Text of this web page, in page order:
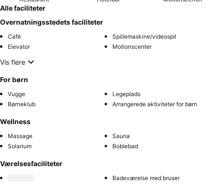
Alle faciliteter
Overnatningsstedets faciliteter
Café
Spillemaskine/videospil
Elevator
Motionscenter
Vis flere
For børn
Vugge
Legeplads
Børneklub
Arrangerede aktiviteter for børn
Wellness
Massage
Sauna
Solarium
Boblebad
Værelsesfaciliteter
Badeværelse med bruser